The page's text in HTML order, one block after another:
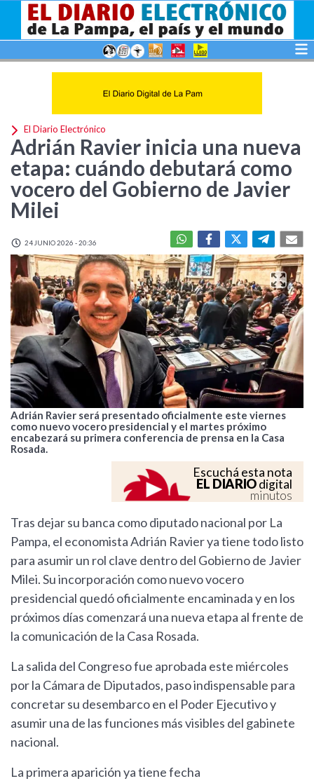
El Diario Electrónico
Adrián Ravier inicia una nueva
etapa: cuándo debutará como
vocero del Gobierno de Javier
Milei
24 JUNIO 2026 - 20:36
Adrián Ravier será presentado oficialmente este viernes
como nuevo vocero presidencial y el martes próximo
encabezará su primera conferencia de prensa en la Casa
Rosada.
Escuchá esta nota
EL DIARIOdigital
minutos
Tras dejar su banca como diputado nacional por La
Pampa, el economista Adrián Ravier ya tiene todo listo
para asumir un rol clave dentro del Gobierno de Javier
Milei. Su incorporación como nuevo vocero
presidencial quedó oficialmente encaminada y en los
próximos días comenzará una nueva etapa al frente de
la comunicación de la Casa Rosada.
La salida del Congreso fue aprobada este miércoles
por la Cámara de Diputados, paso indispensable para
concretar su desembarco en el Poder Ejecutivo y
asumir una de las funciones más visibles del gabinete
nacional.
La primera aparición ya tiene fecha